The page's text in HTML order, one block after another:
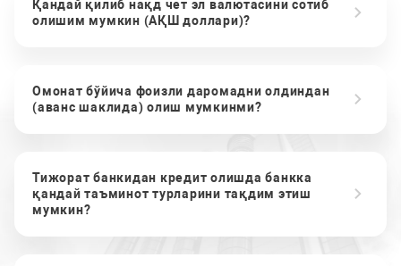
Қандай қилиб нақд чет эл валютасини сотиб
олишим мумкин (АҚШ доллари)?
Омонат бўйича фоизли даромадни олдиндан
(аванс шаклида) олиш мумкинми?
Тижорат банкидан кредит олишда банкка
қандай таъминот турларини тақдим этиш
мумкин?